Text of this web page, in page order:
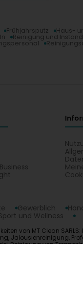
Frühjahrsputz Haus-
Reinigung und
Gewerblich
und Wellness
von MT Clean
Jalousienreinigung,
Reinigung von